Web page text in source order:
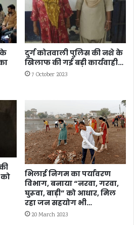
के
दुर्ग कोतवाली पुलिस की नशे के
खिलाफ की गई बड़ी कार्यवाही…
7 October 2023
भिलाई निगम का पर्यावरण
विभाग, बनाया “नरवा, गरवा,
घुरूवा, बाड़ी” को आधार, मिल
रहा जन सहयोग भी…
20 March 2023